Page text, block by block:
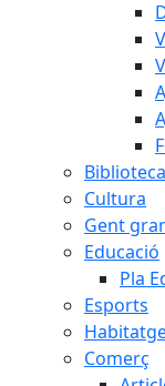
Biblioteca
Cultura
Gent
Educació
Pla
Esports
Comerç